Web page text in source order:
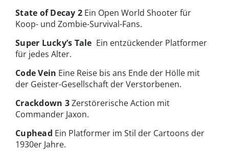
State of Decay 2 Ein Open World Shooter für
Koop- und Zombie-Survival-Fans.
Super Lucky’s Tale Ein entzückender Platformer
für jedes Alter.
Code Vein Eine Reise bis ans Ende der Hölle mit
der Geister-Gesellschaft der Verstorbenen.
Crackdown 3Zerstörerische Action mit
Commander Jaxon.
Cuphead Ein Platformer im Stil der Cartoons der
1930er Jahre.